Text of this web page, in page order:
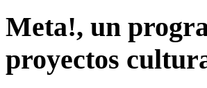
Meta!, un
proyectos